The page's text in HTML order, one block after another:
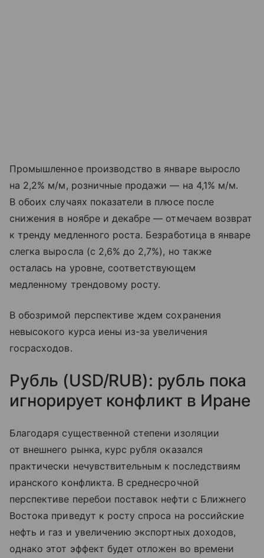
Промышленное производство в январе выросло
на 2,2% м/м, розничные продажи — на 4,1% м/м.
В обоих случаях показатели в плюсе после
снижения в ноябре и декабре — отмечаем возврат
к тренду медленного роста. Безработица в январе
слегка выросла (с 2,6% до 2,7%), но также
осталась на уровне, соответствующем
медленному трендовому росту.
В обозримой перспективе ждем сохранения
невысокого курса иены из-за увеличения
госрасходов.
Рубль (USD/RUB): рубль пока
игнорирует конфликт в Иране
Благодаря существенной степени изоляции
от внешнего рынка, курс рубля оказался
практически нечувствительным к последствиям
иранского конфликта. В среднесрочной
перспективе перебои поставок нефти с Ближнего
Востока приведут к росту спроса на российские
нефть и газ и увеличению экспортных доходов,
однако этот эффект будет отложен во времени